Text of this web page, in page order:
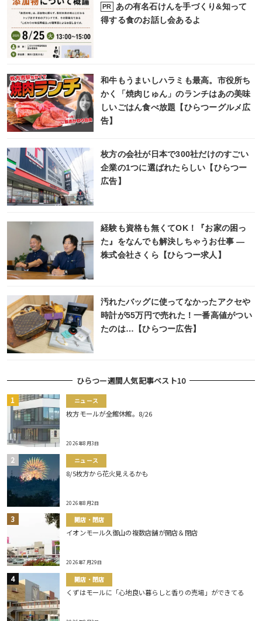
PR
あの有名石けんを手づくり&知って
得する食のお話し会あるよ
和牛もうまいしハラミも最高。市役所ち
かく「焼肉じゅん」のランチはあの美味
しいごはん食べ放題【ひらつーグルメ広
告】
枚方の会社が日本で300社だけのすごい
企業の1つに選ばれたらしい【ひらつー
広告】
経験も資格も無くてOK！『お家の困っ
た』をなんでも解決しちゃうお仕事 ―
株式会社さくら【ひらつー求人】
汚れたバッグに使ってなかったアクセや
時計が55万円で売れた！一番高値がつい
たのは…【ひらつー広告】
ひらつー週間人気記事ベスト10
ニュース
枚方モールが全館休館。8/26
2026年8月3日
ニュース
8/5枚方から花火見えるかも
2026年8月2日
開店・閉店
イオンモール久御山の複数店舗が開店＆閉店
2026年7月29日
開店・閉店
くずはモールに「心地良い暮らしと香りの売場」ができてる